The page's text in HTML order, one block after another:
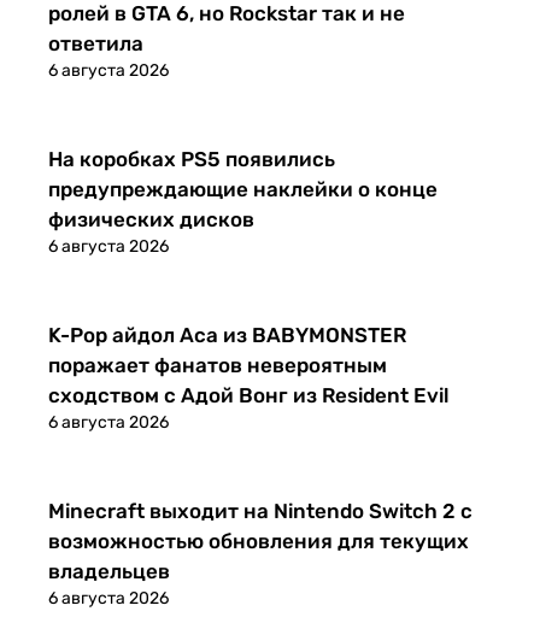
6 августа 2026
ролей в GTA 6, но Rockstar так и не
ответила
Новости
6 августа 2026
На коробках PS5 появились
предупреждающие наклейки о конце
физических дисков
Новости
6 августа 2026
K-Pop айдол Аса из BABYMONSTER
поражает фанатов невероятным
сходством с Адой Вонг из Resident Evil
Новости
6 августа 2026
Minecraft выходит на Nintendo Switch 2 с
возможностью обновления для текущих
владельцев